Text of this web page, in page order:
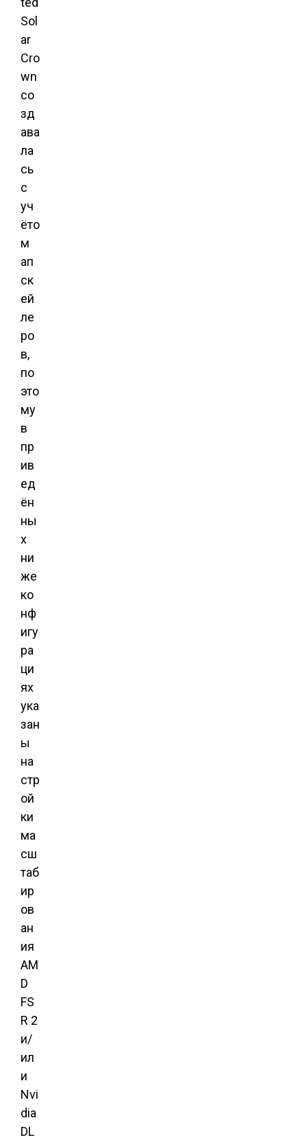
Sol
ar
Cro
wn
со
зд
ава
ла
сь
с
уч
ёто
м
ап
ск
ей
ле
ро
в,
по
это
му
в
пр
ив
ед
ён
ны
х
ни
же
ко
нф
игу
ра
ци
ях
ука
зан
ы
на
стр
ой
ки
ма
сш
таб
ир
ов
ан
ия
AM
D
FS
R 2
и/
ил
и
Nvi
dia
DL